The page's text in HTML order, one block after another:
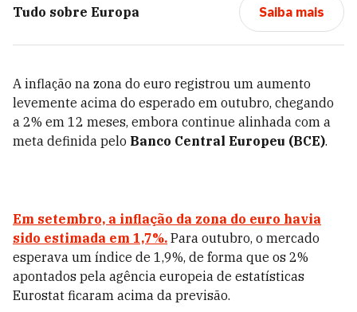
Tudo sobre Europa Saiba mais
A inflação na zona do euro registrou um aumento
levemente acima do esperado em outubro, chegando
a 2% em 12 meses, embora continue alinhada com a
meta definida pelo Banco Central Europeu (BCE).
Em setembro, a inflação da zona do euro havia
sido estimada em 1,7%. Para outubro, o mercado
esperava um índice de 1,9%, de forma que os 2%
apontados pela agência europeia de estatísticas
Eurostat ficaram acima da previsão.